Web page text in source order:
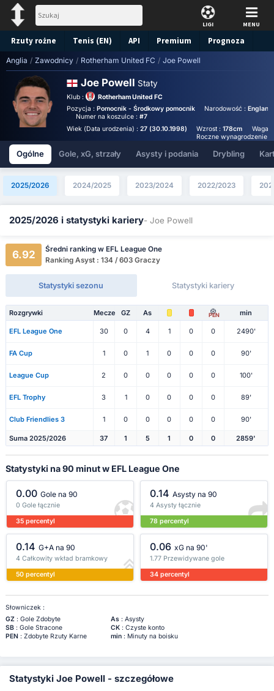
LIGI MENU
Rzuty rożne Tenis (EN) API Premium Prognoza
Anglia / Zawodnicy / Rotherham United FC / Joe Powell
Joe Powell Staty
Klub :
Rotherham United FC
Pozycja : Pomocnik - Środkowy pomocnik Narodowość :England
Numer na koszulce :#7
Wiek (Data urodzenia) : 27 (30.10.1998) Wzrost :178cm Waga :
Roczne wynagrodzenie
Ogólne Gole, xG, strzały Asysty i podania Drybling
2025/2026 2024/2025 2023/2024 2022/2023
2025/2026 i statystyki kariery- Joe Powell
6.92
Średni ranking w EFL League One
Ranking Asyst : 134 / 603 Graczy
Statystyki sezonu Statystyki kariery
Rozgrywki Mecze GZ As PEN min
EFL League One 30 0 4 1 0 0 2490'
FA Cup 1 0 1 0 0 0 90'
League Cup 2 0 0 0 0 0 100'
EFL Trophy 3 1 0 0 0 0 89'
Club Friendlies 3 1 0 0 0 0 0 90'
Suma 2025/2026 37 1 5 1 0 0 2859'
Statystyki na 90 minut w EFL League One
0.00 Gole na 90
0 Gole łącznie
35 percentyl
0.14 Asysty na 90
4 Asysty łącznie
78 percentyl
0.14 G+A na 90
4 Całkowity wkład bramkowy
50 percentyl
0.06 xG na 90'
1.77 Przewidywane gole
34 percentyl
Słowniczek :
GZ: Gole Zdobyte As: Asysty
SB: Gole Stracone CK: Czyste konto
PEN: Zdobyte Rzuty Karne min: Minuty na boisku
Statystyki Joe Powell - szczegółowe